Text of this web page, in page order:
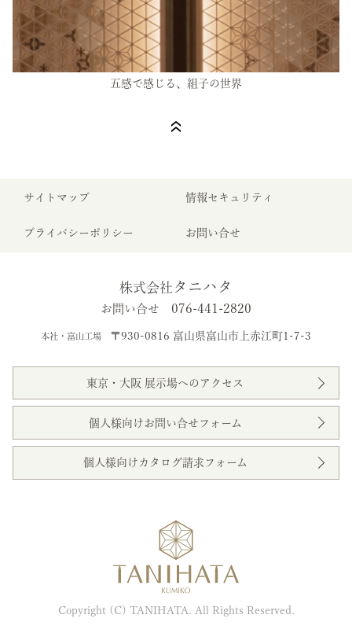
五感で感じる、組子の世界
サイトマップ 情報セキュリティ
プライバシーポリシー お問い合せ
株式会社 タニハタ
お問い合せ 076-441-2820
本社・富山工場 〒930-0816 富山県富山市上赤江町1-7-3
東京・大阪 展示場へのアクセス
個人様向けお問い合せフォーム
個人様向けカタログ請求フォーム
Copyright (C) TANIHATA. All Rights Reserved.